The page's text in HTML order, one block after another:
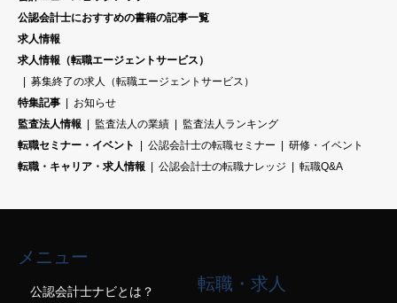
公認会計士におすすめの書籍の記事一覧
求人情報
求人情報（転職エージェントサービス）
募集終了の求人（転職エージェントサービス）
特集記事
お知らせ
監査法人情報
監査法人の業績
監査法人ランキング
転職セミナー・イベント
公認会計士の転職セミナー
研修・イベント
転職・キャリア・求人情報
公認会計士の転職ナレッジ 転職Q&A
メニュー
公認会計士ナビとは？
転職・求人